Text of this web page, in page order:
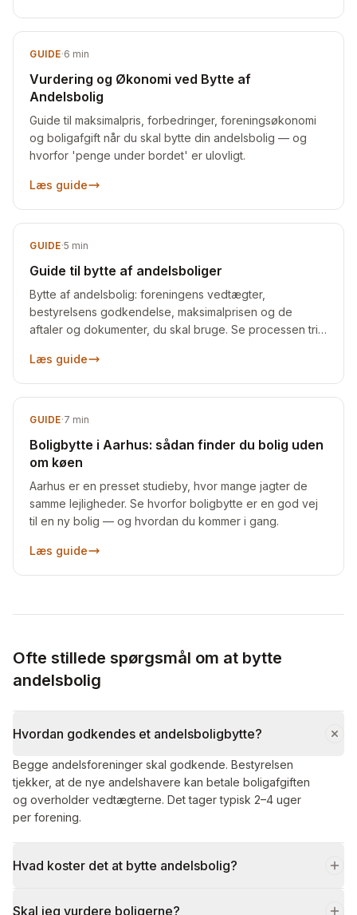
GUIDE·6 min
Vurdering og Økonomi ved Bytte af
Andelsbolig
Guide til maksimalpris, forbedringer, foreningsøkonomi
og boligafgift når du skal bytte din andelsbolig — og
hvorfor 'penge under bordet' er ulovligt.
Læs guide
GUIDE·5 min
Guide til bytte af andelsboliger
Bytte af andelsbolig: foreningens vedtægter,
bestyrelsens godkendelse, maksimalprisen og de
aftaler og dokumenter, du skal bruge. Se processen trin
Læs guide
GUIDE·7 min
Boligbytte i Aarhus: sådan finder du bolig uden
om køen
Aarhus er en presset studieby, hvor mange jagter de
samme lejligheder. Se hvorfor boligbytte er en god vej
til en ny bolig — og hvordan du kommer i gang.
Læs guide
Ofte stillede spørgsmål om at bytte
andelsbolig
Hvordan godkendes et andelsboligbytte?
Begge andelsforeninger skal godkende. Bestyrelsen
tjekker, at de nye andelshavere kan betale boligafgiften
og overholder vedtægterne. Det tager typisk 2–4 uger
per forening.
Hvad koster det at bytte andelsbolig?
Skal jeg vurdere boligerne?